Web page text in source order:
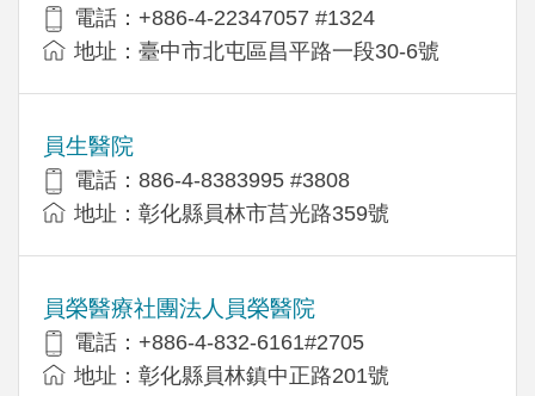
電話：+886-4-22347057 #1324
地址：臺中市北屯區昌平路一段30-6號
員生醫院
電話：886-4-8383995 #3808
地址：彰化縣員林市莒光路359號
員榮醫療社團法人員榮醫院
電話：+886-4-832-6161#2705
地址：彰化縣員林鎮中正路201號